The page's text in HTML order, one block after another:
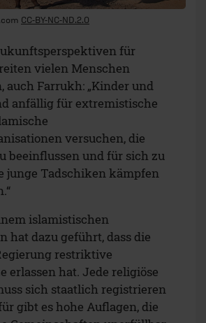
CC-BY-NC-ND.2.0
für
vielen Menschen
auch Farrukh: „Kinder und
anfällig für extremistische
versuchen, die
beeinflussen und für sich zu
junge Tadschiken kämpfen
islamistischen
hat dazu geführt, dass die
restriktive
erlassen hat. Jede religiöse
sich staatlich registrieren
gibt es hohe Auflagen, die